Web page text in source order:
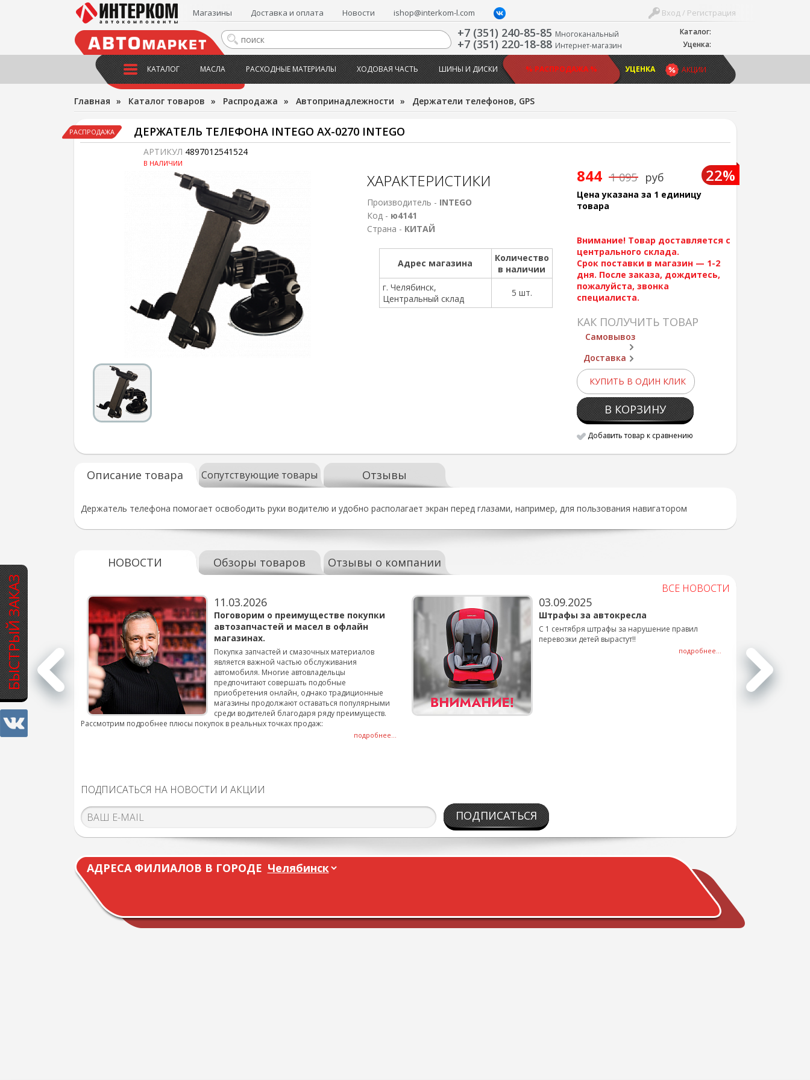
БЫСТРЫЙ ЗАКАЗ
Каталог:
Уценка:
Вход / Регистрация
Магазины Доставка и оплата Новости ishop@interkom-l.com
+7 (351) 240-85-85 Многоканальный
+7 (351) 220-18-88 Интернет-магазин
АКЦИИ
КАТАЛОГ МАСЛА РАСХОДНЫЕ МАТЕРИАЛЫ ХОДОВАЯ ЧАСТЬ ШИНЫ И ДИСКИ % РАСПРОДАЖА % УЦЕНКА
Главная » Каталог товаров » Распродажа » Автопринадлежности » Держатели телефонов, GPS
РАСПРОДАЖА ДЕРЖАТЕЛЬ ТЕЛЕФОНА INTEGO AX-0270 INTEGO
АРТИКУЛ 4897012541524
В НАЛИЧИИ
844 1 095 руб 22%
Цена указана за 1 единицу
товара
Внимание! Товар доставляется с
центрального склада.
Срок поставки в магазин — 1-2
дня. После заказа, дождитесь,
пожалуйста, звонка
специалиста.
КАК ПОЛУЧИТЬ ТОВАР
Самовывоз
Доставка
КУПИТЬ В ОДИН КЛИК
В КОРЗИНУ
Добавить товар к сравнению
ХАРАКТЕРИСТИКИ
Производитель - INTEGO
Код - ю4141
Страна - КИТАЙ
Адрес магазина
Количество
в наличии
г. Челябинск,
Центральный склад
5 шт.
Описание товара Сопутствующие товары Отзывы
Держатель телефона помогает освободить руки водителю и удобно располагает экран перед глазами, например, для пользования навигатором
НОВОСТИ Обзоры товаров Отзывы о компании
ВСЕ НОВОСТИ
для
смены шин на
подробнее...
11.03.2026
Поговорим о преимуществе покупки
автозапчастей и масел в офлайн
магазинах.
Покупка запчастей и смазочных материалов
является важной частью обслуживания
автомобиля. Многие автовладельцы
предпочитают совершать подобные
приобретения онлайн, однако традиционные
магазины продолжают оставаться популярными
среди водителей благодаря ряду преимуществ.
Рассмотрим подробнее плюсы покупок в реальных точках продаж:
подробнее...
03.09.2025
Штрафы за автокресла
С 1 сентября штрафы за нарушение правил
перевозки детей вырастут!!
подробнее...
ПОДПИСАТЬСЯ НА НОВОСТИ И АКЦИИ
ПОДПИСАТЬСЯ
АДРЕСА ФИЛИАЛОВ В ГОРОДЕ